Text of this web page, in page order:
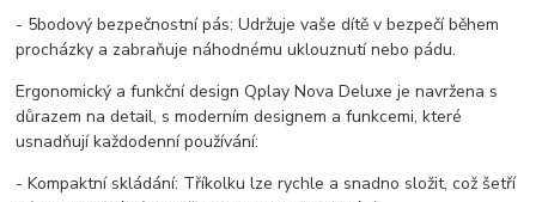
- 5bodový bezpečnostní pás: Udržuje vaše dítě v bezpečí během
procházky a zabraňuje náhodnému uklouznutí nebo pádu.
Ergonomický a funkční design Qplay Nova Deluxe je navržena s
důrazem na detail, s moderním designem a funkcemi, které
usnadňují každodenní používání:
- Kompaktní skládání: Tříkolku lze rychle a snadno složit, což šetří